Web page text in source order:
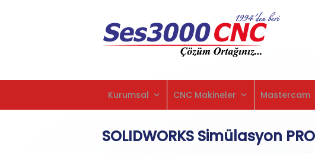
Kurumsal
CNC Makineler Mastercam
SOLIDWORKS Simülasyon